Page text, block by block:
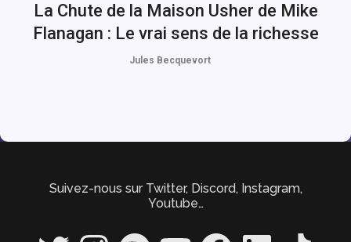
La Chute de la Maison Usher de Mike
Flanagan : Le vrai sens de la richesse
Jules Becquevort
Suivez-nous sur Twitter, Discord, Instagram,
Youtube…
Twitter InstagramSpotify YouTube FacebookLinkedIn TikTok